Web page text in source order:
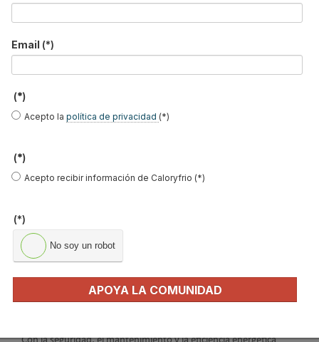
El cuarto curso “Instalaciones frigoríficas con fluidos inflamables”
llega a Barcelona, de la mano de la colaboración entre
Associació Catalana de Tècnics en Energia, Climatizació i
Email (*)
(*)
Acepto la política de privacidad (*)
(*)
Acepto recibir información de Caloryfrio (*)
(*)
No soy un robot
APOYA LA COMUNIDAD